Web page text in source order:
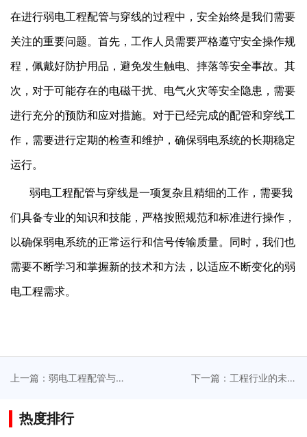
在进行弱电工程配管与穿线的过程中，安全始终是我们需要
关注的重要问题。首先，工作人员需要严格遵守安全操作规
程，佩戴好防护用品，避免发生触电、摔落等安全事故。其
次，对于可能存在的电磁干扰、电气火灾等安全隐患，需要
进行充分的预防和应对措施。对于已经完成的配管和穿线工
作，需要进行定期的检查和维护，确保弱电系统的长期稳定
运行。
弱电工程配管与穿线是一项复杂且精细的工作，需要我
们具备专业的知识和技能，严格按照规范和标准进行操作，
以确保弱电系统的正常运行和信号传输质量。同时，我们也
需要不断学习和掌握新的技术和方法，以适应不断变化的弱
电工程需求。
上一篇：弱电工程配管与
中的重要环节（一）
下一篇：工程行业的未来
热度排行